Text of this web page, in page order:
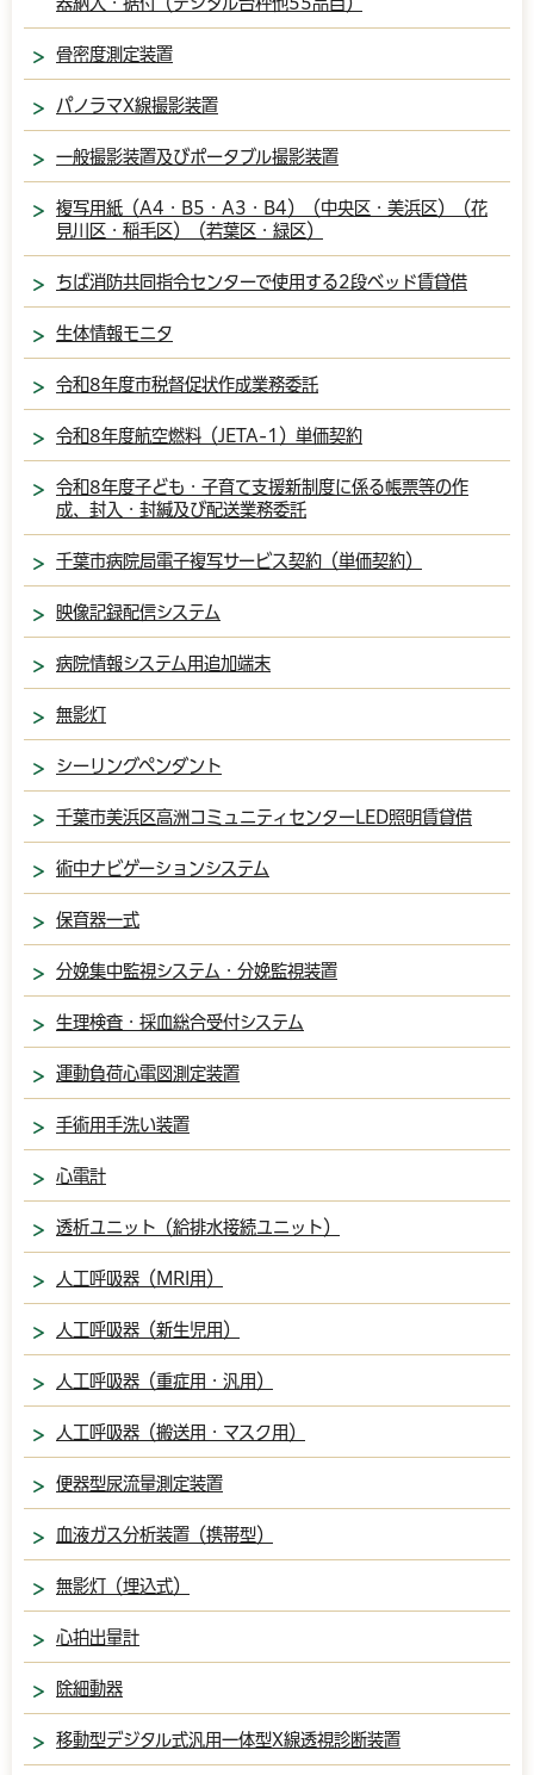
骨密度測定装置
パノラマX線撮影装置
一般撮影装置及びポータブル撮影装置
複写用紙（A4・B5・A3・B4）（中央区・美浜区）（花
見川区・稲毛区）（若葉区・緑区）
ちば消防共同指令センターで使用する2段ベッド賃貸借
生体情報モニタ
令和8年度市税督促状作成業務委託
令和8年度航空燃料（JETA-1）単価契約
令和8年度子ども・子育て支援新制度に係る帳票等の作
成、封入・封緘及び配送業務委託
千葉市病院局電子複写サービス契約（単価契約）
映像記録配信システム
病院情報システム用追加端末
無影灯
シーリングペンダント
千葉市美浜区高洲コミュニティセンターLED照明賃貸借
術中ナビゲーションシステム
保育器一式
分娩集中監視システム・分娩監視装置
生理検査・採血総合受付システム
運動負荷心電図測定装置
手術用手洗い装置
心電計
透析ユニット（給排水接続ユニット）
人工呼吸器（MRI用）
人工呼吸器（新生児用）
人工呼吸器（重症用・汎用）
人工呼吸器（搬送用・マスク用）
便器型尿流量測定装置
血液ガス分析装置（携帯型）
無影灯（埋込式）
心拍出量計
除細動器
移動型デジタル式汎用一体型X線透視診断装置